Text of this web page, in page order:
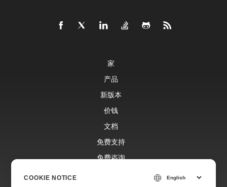
家
产品
新版本
价钱
文档
免费支持
免费咨询
COOKIE NOTICE